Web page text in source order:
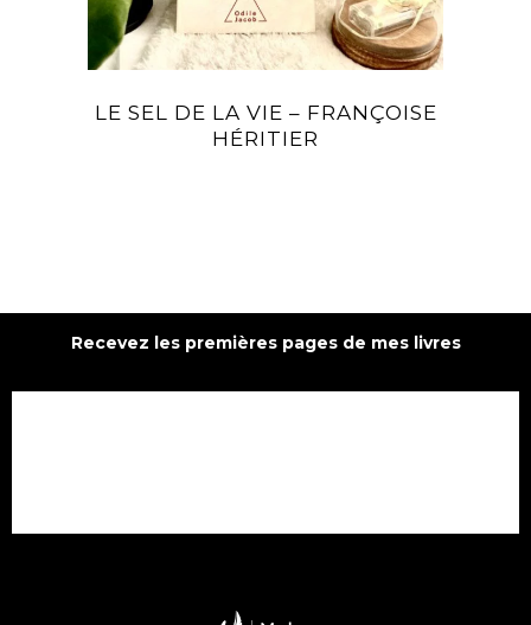
LE SEL DE LA VIE – FRANÇOISE
HÉRITIER
Recevez les premières pages de mes livres